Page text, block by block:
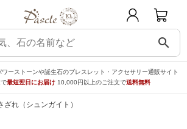
search
ーストーンや誕生石のブレスレット・アクセサリー通販サイト
最短翌日にお届け 10,000円以上のご注文で送料無料
ざれ（シュンガイト）